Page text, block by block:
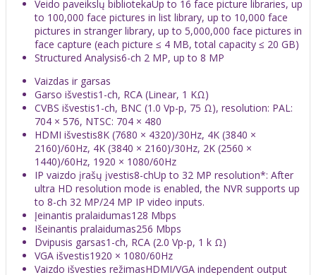
Veido paveikslų bibliotekaUp to 16 face picture libraries, up
to 100,000 face pictures in list library, up to 10,000 face
pictures in stranger library, up to 5,000,000 face pictures in
face capture (each picture ≤ 4 MB, total capacity ≤ 20 GB)
Structured Analysis6-ch 2 MP, up to 8 MP
Vaizdas ir garsas
Garso išvestis1-ch, RCA (Linear, 1 KΩ)
CVBS išvestis1-ch, BNC (1.0 Vp-p, 75 Ω), resolution: PAL:
704 × 576, NTSC: 704 × 480
HDMI išvestis8K (7680 × 4320)/30Hz, 4K (3840 ×
2160)/60Hz, 4K (3840 × 2160)/30Hz, 2K (2560 ×
1440)/60Hz, 1920 × 1080/60Hz
IP vaizdo įrašų įvestis8-chUp to 32 MP resolution*: After
ultra HD resolution mode is enabled, the NVR supports up
to 8-ch 32 MP/24 MP IP video inputs.
Įeinantis pralaidumas128 Mbps
Išeinantis pralaidumas256 Mbps
Dvipusis garsas1-ch, RCA (2.0 Vp-p, 1 k Ω)
VGA išvestis1920 × 1080/60Hz
Vaizdo išvesties režimasHDMI/VGA independent output